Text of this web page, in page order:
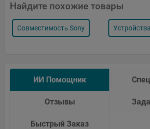
Найдите похожие товары
Совместимость Sony
ИИ Помощник
Отзывы
Быстрый Заказ